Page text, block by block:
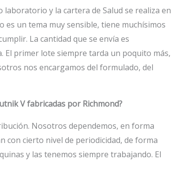
y la cartera de Salud se realiza en
es un tema muy sensible, tiene muchísimos
La cantidad que se envía es
El primer lote siempre tarda un poquito más,
nos encargamos del formulado, del
V fabricadas por Richmond?
Nosotros dependemos, en forma
con cierto nivel de periodicidad, de forma
y las tenemos siempre trabajando. El